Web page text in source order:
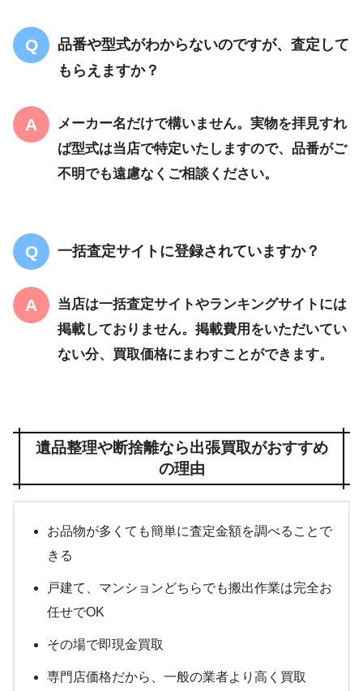
品番や型式がわからないのですが、査定して
もらえますか？
メーカー名だけで構いません。実物を拝見すれ
ば型式は当店で特定いたしますので、品番がご
不明でも遠慮なくご相談ください。
一括査定サイトに登録されていますか？
当店は一括査定サイトやランキングサイトには
掲載しておりません。掲載費用をいただいてい
ない分、買取価格にまわすことができます。
遺品整理や断捨離なら出張買取がおすすめ
の理由
お品物が多くても簡単に査定金額を調べることで
きる
戸建て、マンションどちらでも搬出作業は完全お
任せでOK
その場で即現金買取
専門店価格だから、一般の業者より高く買取